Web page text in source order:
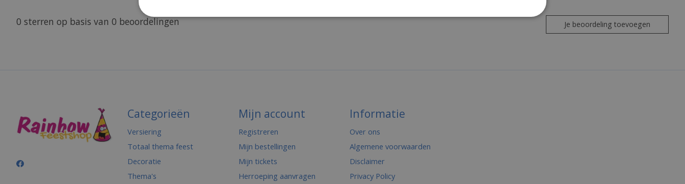
0 sterren op basis van 0 beoordelingen Je beoordeling toevoegen
Categorieën
Versiering
Totaal thema feest
Decoratie
Thema's
Mijn account
Registreren
Mijn bestellingen
Mijn tickets
Herroeping aanvragen
Informatie
Over ons
Algemene voorwaarden
Disclaimer
Privacy Policy